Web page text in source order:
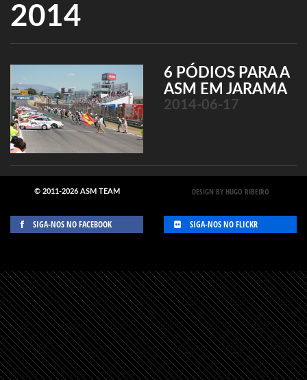
2014
6 PÓDIOS PARA A
ASM EM JARAMA
2014-06-17
© 2011-2026 ASM TEAM DESIGN BY HUGO RIBEIRO
SIGA-NOS NO FACEBOOK SIGA-NOS NO FLICKR